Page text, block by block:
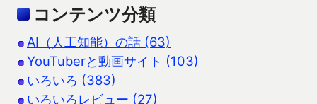
コンテンツ分類
AI（人工知能）の話 (63)
YouTuberと動画サイト (103)
いろいろ (383)
いろいろレビュー (27)